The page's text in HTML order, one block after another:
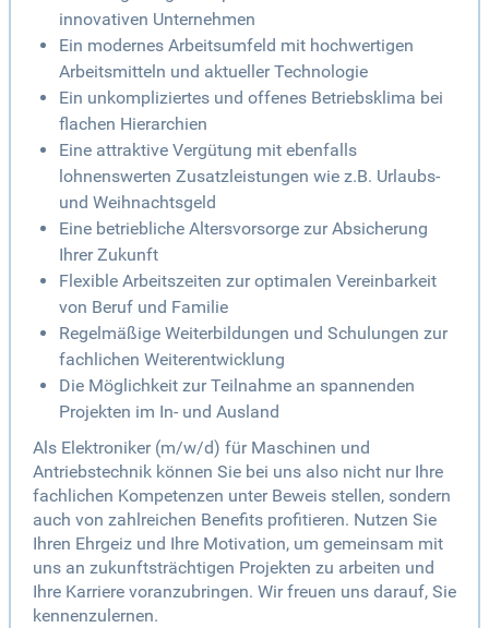
innovativen Unternehmen
Ein modernes Arbeitsumfeld mit hochwertigen
Arbeitsmitteln und aktueller Technologie
Ein unkompliziertes und offenes Betriebsklima bei
flachen Hierarchien
Eine attraktive Vergütung mit ebenfalls
lohnenswerten Zusatzleistungen wie z.B. Urlaubs-
und Weihnachtsgeld
Eine betriebliche Altersvorsorge zur Absicherung
Ihrer Zukunft
Flexible Arbeitszeiten zur optimalen Vereinbarkeit
von Beruf und Familie
Regelmäßige Weiterbildungen und Schulungen zur
fachlichen Weiterentwicklung
Die Möglichkeit zur Teilnahme an spannenden
Projekten im In- und Ausland
Als Elektroniker (m/w/d) für Maschinen und
Antriebstechnik können Sie bei uns also nicht nur Ihre
fachlichen Kompetenzen unter Beweis stellen, sondern
auch von zahlreichen Benefits profitieren. Nutzen Sie
Ihren Ehrgeiz und Ihre Motivation, um gemeinsam mit
uns an zukunftsträchtigen Projekten zu arbeiten und
Ihre Karriere voranzubringen. Wir freuen uns darauf, Sie
kennenzulernen.